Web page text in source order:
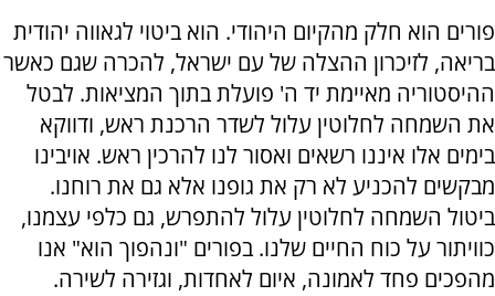
פורים הוא חלק מהקיום היהודי. הוא ביטוי לגאווה יהודית
בריאה, לזיכרון ההצלה של עם ישראל, להכרה שגם כאשר
ההיסטוריה מאיימת יד ה' פועלת בתוך המציאות. לבטל
את השמחה לחלוטין עלול לשדר הרכנת ראש, ודווקא
בימים אלו איננו רשאים ואסור לנו להרכין ראש. אויבינו
מבקשים להכניע לא רק את גופנו אלא גם את רוחנו.
ביטול השמחה לחלוטין עלול להתפרש, גם כלפי עצמנו,
כוויתור על כוח החיים שלנו. בפורים "ונהפוך הוא" אנו
מהפכים פחד לאמונה, איום לאחדות, וגזירה לשירה.